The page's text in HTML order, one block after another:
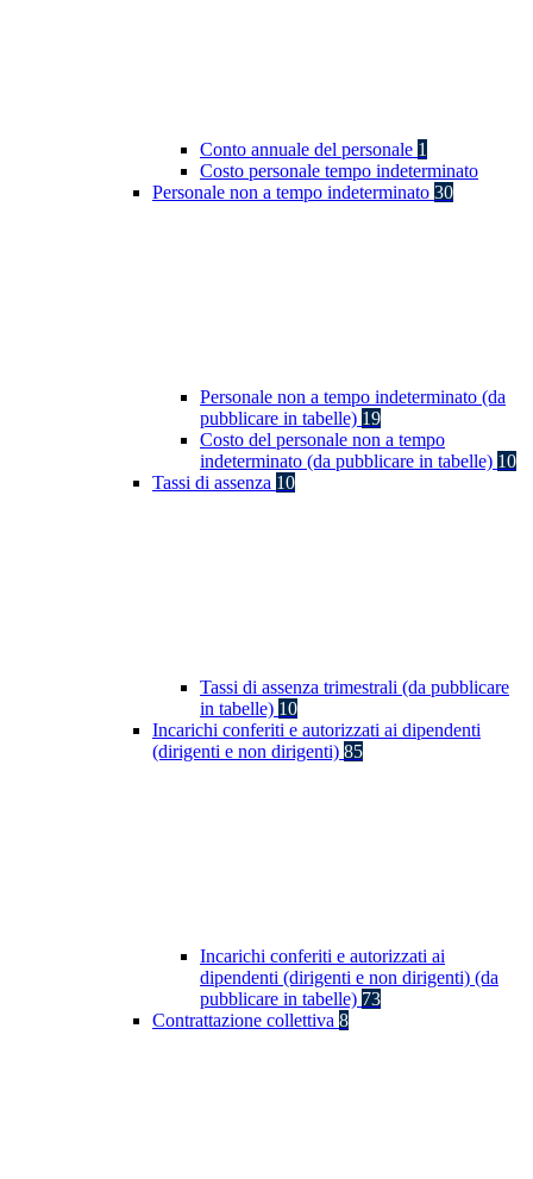
Conto annuale del personale 1
Costo personale tempo indeterminato
Personale non a tempo indeterminato 30
Personale non a tempo indeterminato (da
pubblicare in tabelle) 19
Costo del personale non a tempo
indeterminato (da pubblicare in tabelle) 10
Tassi di assenza 10
Tassi di assenza trimestrali (da pubblicare
in tabelle) 10
Incarichi conferiti e autorizzati ai dipendenti
(dirigenti e non dirigenti) 85
Incarichi conferiti e autorizzati ai
dipendenti (dirigenti e non dirigenti) (da
pubblicare in tabelle) 73
Contrattazione collettiva 8